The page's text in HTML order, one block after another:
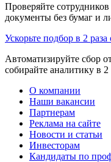
Проверяйте
документы без бумаг и
Ускорьте подбор в 2 раза
Автоматизируйте сбор
собирайте аналитику в 2
О компании
Наши вакансии
Партнерам
Реклама на сайте
Новости и статьи
Инвесторам
Кандидаты по